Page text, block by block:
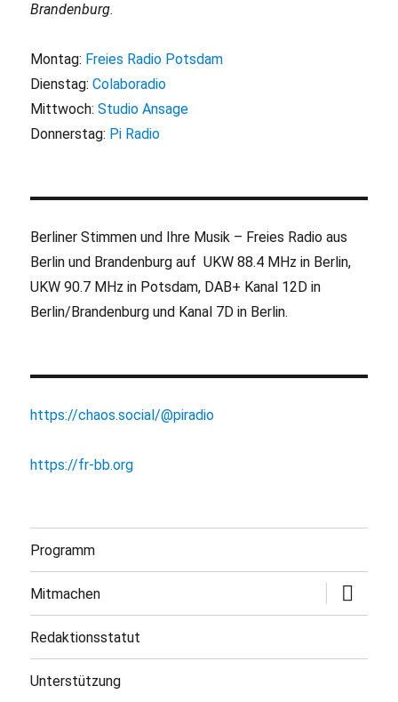
Brandenburg.
Montag: Freies Radio Potsdam
Dienstag:Colaboradio
Mittwoch:Studio Ansage
Donnerstag: Pi Radio
Berliner Stimmen und Ihre Musik – Freies Radio aus
Berlin und Brandenburg auf UKW 88.4 MHz in Berlin,
UKW 90.7 MHz in Potsdam, DAB+ Kanal 12D in
Berlin/Brandenburg und Kanal 7D in Berlin.
https://chaos.social/@piradio
https://fr-bb.org
Programm
Mitmachen
öffnen
Redaktionsstatut
Unterstützung